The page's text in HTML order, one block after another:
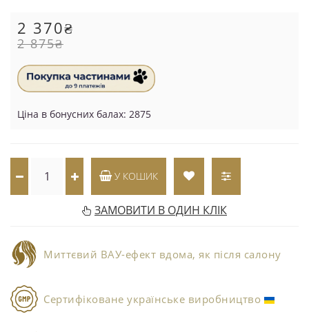
2 370₴
2 875₴
Ціна в бонусних балах: 2875
У КОШИК
ЗАМОВИТИ В ОДИН КЛІК
Миттєвий ВАУ-ефект вдома, як після салону
Сертифіковане українське виробництво